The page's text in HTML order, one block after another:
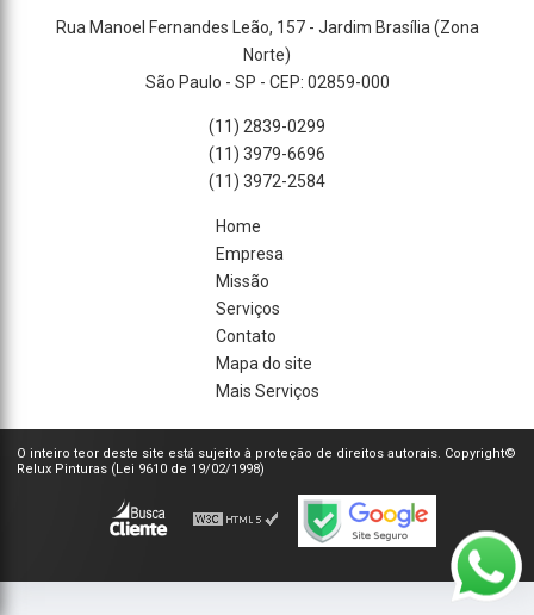
Rua Manoel Fernandes Leão, 157 - Jardim Brasília (Zona
Norte)
São Paulo - SP - CEP: 02859-000
(11) 2839-0299
(11) 3979-6696
(11) 3972-2584
Home
Empresa
Missão
Serviços
Contato
Mapa do site
Mais Serviços
O inteiro teor deste site está sujeito à proteção de direitos autorais. Copyright©
Relux Pinturas (Lei 9610 de 19/02/1998)